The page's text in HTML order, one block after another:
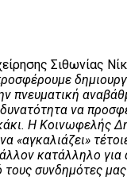
Σιθωνίας
πνευματική
να
Η Κοινωφελής
«αγκαλιάζει»
κατάλληλο για
τους συνδημότες